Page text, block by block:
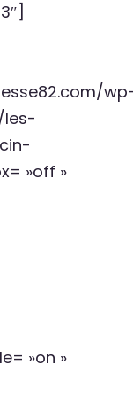
les-
»off »
»on »